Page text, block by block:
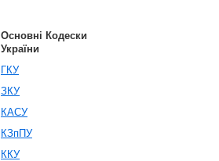
Основні Кодески
України
ГКУ
ЗКУ
КАСУ
КЗпПУ
ККУ